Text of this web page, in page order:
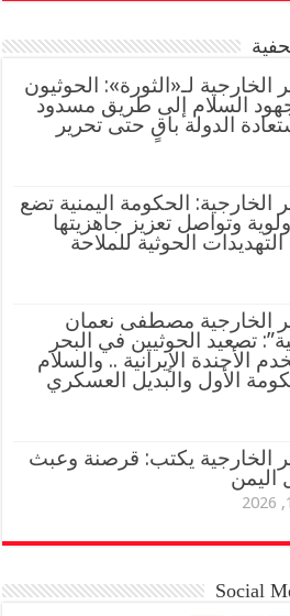
الخارجية لـ«الثورة»: الحوثيون
السلام إلى طريق مسدود
الدولة باقٍ حتى تحرير
الخارجية: الحكومة اليمنية تضع
وتواصل تعزيز جاهزيتها
الحوثية للملاحة
الخارجية مصطفى نعمان
تصعيد الحوثيين في البحر
الأجندة الإيرانية .. والسلام
الأول والبديل العسكري
الخارجية يكتب: قرصنة وعبث
اليمن